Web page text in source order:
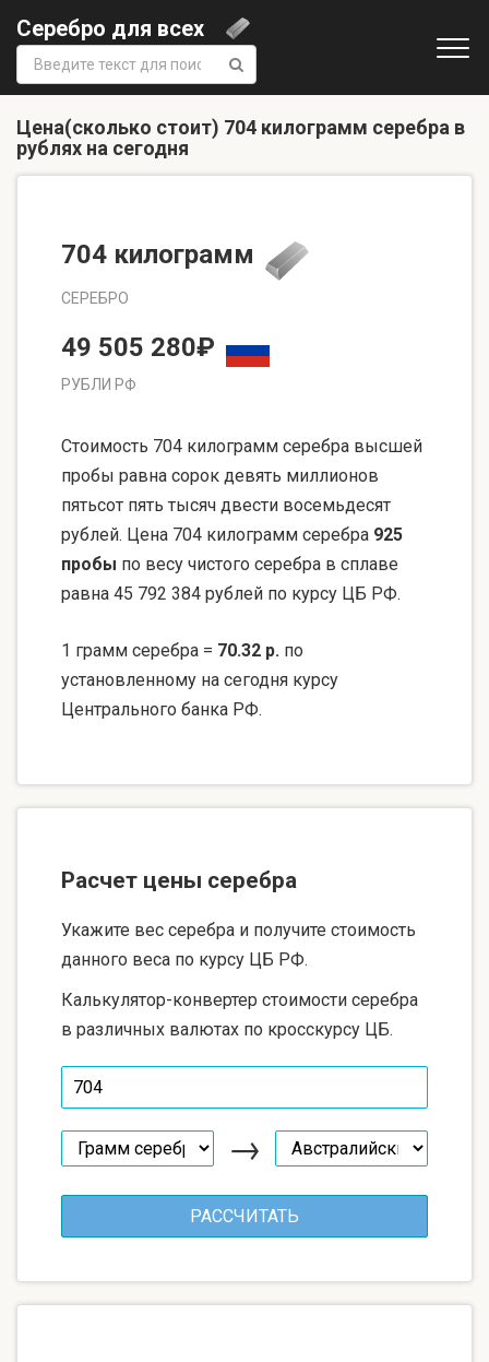
Серебро для всех
Поиск:
Цена(сколько стоит) 704 килограмм серебра в
рублях на сегодня
704 килограмм
СЕРЕБРО
49 505 280₽
РУБЛИ РФ
Стоимость 704 килограмм серебра высшей
пробы равна сорок девять миллионов
пятьсот пять тысяч двести восемьдесят
рублей. Цена 704 килограмм серебра 925
пробы по весу чистого серебра в сплаве
равна 45 792 384 рублей по курсу ЦБ РФ.
1 грамм серебра = 70.32 р. по
установленному на сегодня курсу
Центрального банка РФ.
Расчет цены серебра
Укажите вес серебра и получите стоимость
данного веса по курсу ЦБ РФ.
Калькулятор-конвертер стоимости серебра
в различных валютах по кросскурсу ЦБ.
→